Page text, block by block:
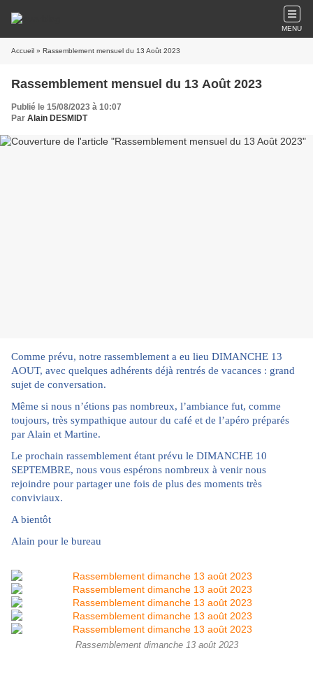
MENU
Accueil » Rassemblement mensuel du 13 Août 2023
Rassemblement mensuel du 13 Août 2023
Publié le 15/08/2023 à 10:07
Par Alain DESMIDT
Comme prévu, notre rassemblement a eu lieu DIMANCHE 13
AOUT, avec quelques adhérents déjà rentrés de vacances : grand
sujet de conversation.
Même si nous n’étions pas nombreux, l’ambiance fut, comme
toujours, très sympathique autour du café et de l’apéro préparés
par Alain et Martine.
Le prochain rassemblement étant prévu le DIMANCHE 10
SEPTEMBRE, nous vous espérons nombreux à venir nous
rejoindre pour partager une fois de plus des moments très
conviviaux.
A bientôt
Alain pour le bureau
Rassemblement dimanche 13 août 2023